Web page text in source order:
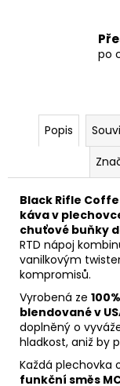
po
Popis
Black Rifle
káva v
chuťové buňky
RTD nápoj
vanilkovým
kompromisů.
Vyrobená ze
blendované v
doplněný o
hladkost, aniž by
Každá plechovka
funkční směs